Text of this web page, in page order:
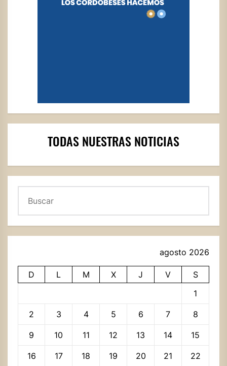
TODAS NUESTRAS NOTICIAS
agosto 2026
D L M X J V
S
1
2 3 4 5 6 7 8
9 10 11 12 13 14 15
16 17 18 19 20 21 22